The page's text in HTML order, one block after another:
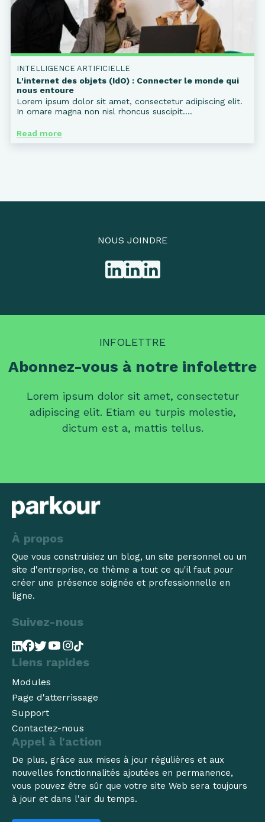
INTELLIGENCE ARTIFICIELLE
L'internet des objets (IdO) : Connecter le monde qui
nous entoure
Lorem ipsum dolor sit amet, consectetur adipiscing elit.
In ornare magna non nisl rhoncus suscipit....
Read more
NOUS JOINDRE
INFOLETTRE
Abonnez-vous à notre infolettre
Lorem ipsum dolor sit amet, consectetur
adipiscing elit. Etiam eu turpis molestie,
dictum est a, mattis tellus.
À propos
Que vous construisiez un blog, un site personnel ou un
site d'entreprise, ce thème a tout ce qu'il faut pour
créer une présence soignée et professionnelle en
ligne.
Suivez-nous
Liens rapides
Modules
Page d'atterrissage
Support
Contactez-nous
Appel à l'action
De plus, grâce aux mises à jour régulières et aux
nouvelles fonctionnalités ajoutées en permanence,
vous pouvez être sûr que votre site Web sera toujours
à jour et dans l'air du temps.